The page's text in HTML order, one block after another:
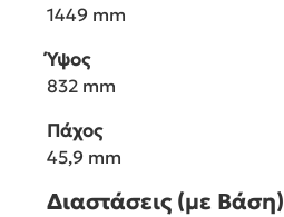
1449 mm
Ύψος
832 mm
Πάχος
45,9 mm
Διαστάσεις (με Βάση)